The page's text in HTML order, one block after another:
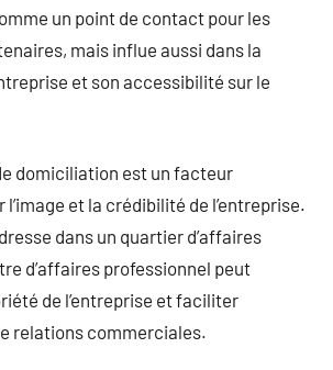
un point de contact pour les
mais influe aussi dans la
et son accessibilité sur le
domiciliation est un facteur
et la crédibilité de l’entreprise.
dans un quartier d’affaires
d’affaires professionnel peut
de l’entreprise et faciliter
relations commerciales.